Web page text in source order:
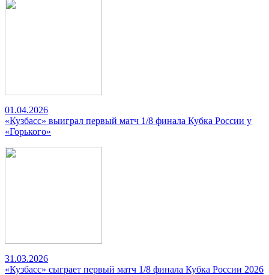
01.04.2026
«Кузбасс» выиграл первый матч 1/8 финала Кубка России у
«Горького»
31.03.2026
«Кузбасс» сыграет первый матч 1/8 финала Кубка России 2026